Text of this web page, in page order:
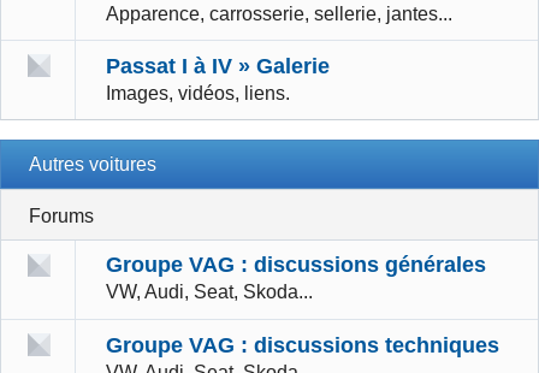
Apparence, carrosserie, sellerie, jantes...
Passat I à IV » Galerie
Images, vidéos, liens.
Autres voitures
Forums
Groupe VAG : discussions générales
VW, Audi, Seat, Skoda...
Groupe VAG : discussions techniques